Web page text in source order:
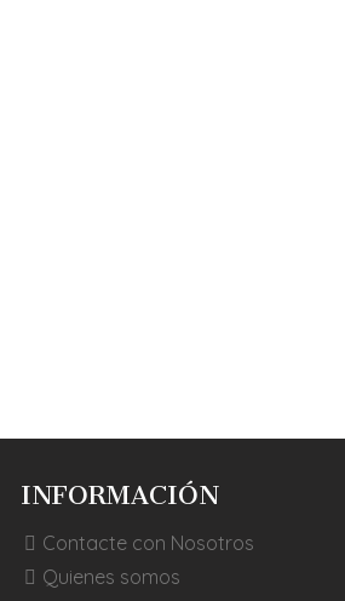
INFORMACIÓN
Contacte con Nosotros
Quienes somos